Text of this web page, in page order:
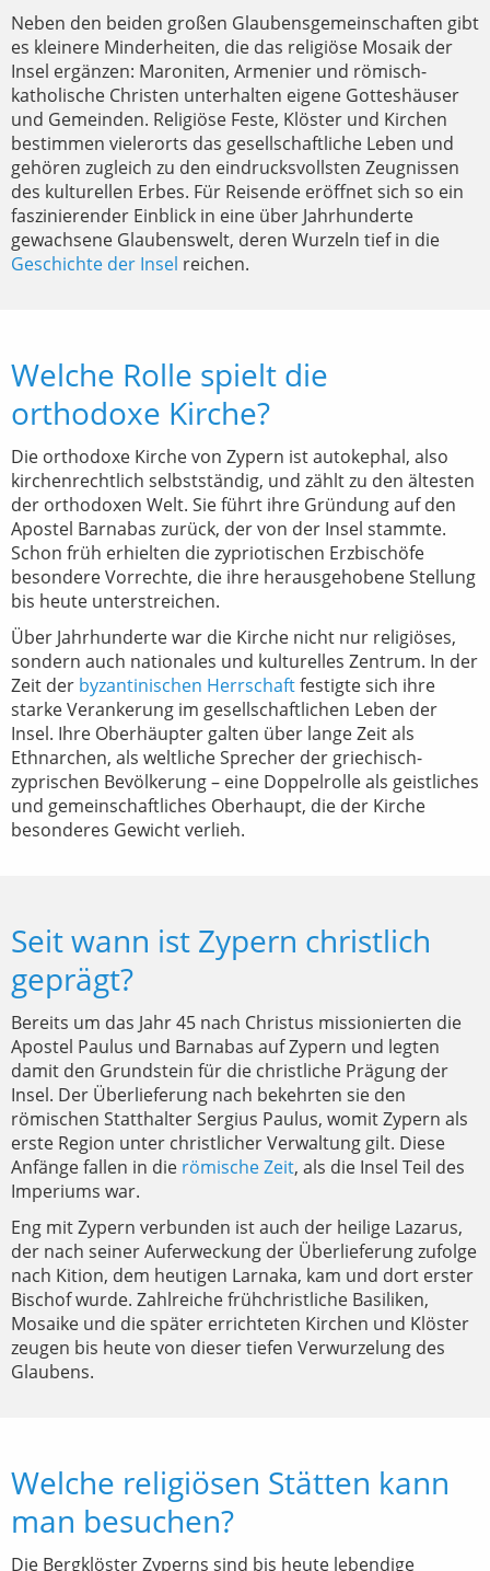
Neben den beiden großen Glaubensgemeinschaften gibt
es kleinere Minderheiten, die das religiöse Mosaik der
Insel ergänzen: Maroniten, Armenier und römisch-
katholische Christen unterhalten eigene Gotteshäuser
und Gemeinden. Religiöse Feste, Klöster und Kirchen
bestimmen vielerorts das gesellschaftliche Leben und
gehören zugleich zu den eindrucksvollsten Zeugnissen
des kulturellen Erbes. Für Reisende eröffnet sich so ein
faszinierender Einblick in eine über Jahrhunderte
gewachsene Glaubenswelt, deren Wurzeln tief in die
Geschichte der Insel reichen.
Welche Rolle spielt die
orthodoxe Kirche?
Die orthodoxe Kirche von Zypern ist autokephal, also
kirchenrechtlich selbstständig, und zählt zu den ältesten
der orthodoxen Welt. Sie führt ihre Gründung auf den
Apostel Barnabas zurück, der von der Insel stammte.
Schon früh erhielten die zypriotischen Erzbischöfe
besondere Vorrechte, die ihre herausgehobene Stellung
bis heute unterstreichen.
Über Jahrhunderte war die Kirche nicht nur religiöses,
sondern auch nationales und kulturelles Zentrum. In der
Zeit der byzantinischen Herrschaftfestigte sich ihre
starke Verankerung im gesellschaftlichen Leben der
Insel. Ihre Oberhäupter galten über lange Zeit als
Ethnarchen, als weltliche Sprecher der griechisch-
zyprischen Bevölkerung – eine Doppelrolle als geistliches
und gemeinschaftliches Oberhaupt, die der Kirche
besonderes Gewicht verlieh.
Seit wann ist Zypern christlich
geprägt?
Bereits um das Jahr 45 nach Christus missionierten die
Apostel Paulus und Barnabas auf Zypern und legten
damit den Grundstein für die christliche Prägung der
Insel. Der Überlieferung nach bekehrten sie den
römischen Statthalter Sergius Paulus, womit Zypern als
erste Region unter christlicher Verwaltung gilt. Diese
Anfänge fallen in die römische Zeit, als die Insel Teil des
Imperiums war.
Eng mit Zypern verbunden ist auch der heilige Lazarus,
der nach seiner Auferweckung der Überlieferung zufolge
nach Kition, dem heutigen Larnaka, kam und dort erster
Bischof wurde. Zahlreiche frühchristliche Basiliken,
Mosaike und die später errichteten Kirchen und Klöster
zeugen bis heute von dieser tiefen Verwurzelung des
Glaubens.
Welche religiösen Stätten kann
man besuchen?
Die Bergklöster Zyperns sind bis heute lebendige